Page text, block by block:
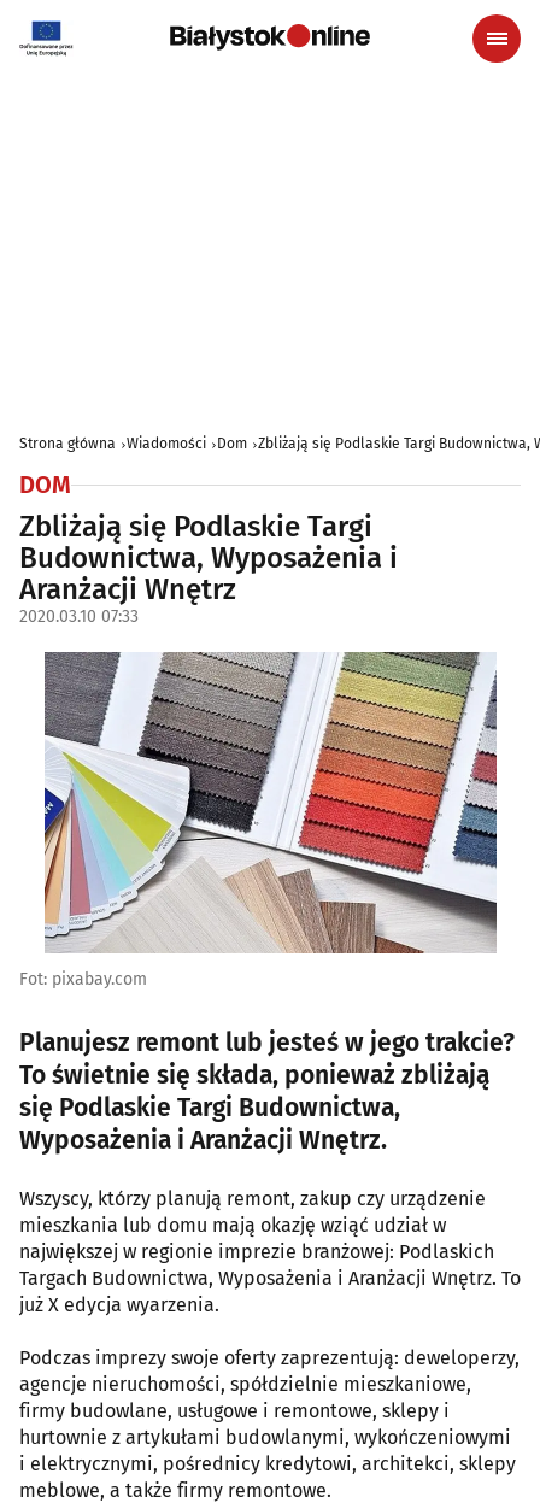
Strona główna Wiadomości Dom Zbliżają się Podlaskie Targi Budownictwa,
DOM
Zbliżają się Podlaskie Targi
Budownictwa, Wyposażenia i
Aranżacji Wnętrz
2020.03.10 07:33
Fot: pixabay.com
Planujesz remont lub jesteś w jego trakcie?
To świetnie się składa, ponieważ zbliżają
się Podlaskie Targi Budownictwa,
Wyposażenia i Aranżacji Wnętrz.
Wszyscy, którzy planują remont, zakup czy urządzenie
mieszkania lub domu mają okazję wziąć udział w
największej w regionie imprezie branżowej: Podlaskich
Targach Budownictwa, Wyposażenia i Aranżacji Wnętrz. To
już X edycja wyarzenia.
Podczas imprezy swoje oferty zaprezentują: deweloperzy,
agencje nieruchomości, spółdzielnie mieszkaniowe,
firmy budowlane, usługowe i remontowe, sklepy i
hurtownie z artykułami budowlanymi, wykończeniowymi
i elektrycznymi, pośrednicy kredytowi, architekci, sklepy
meblowe, a także firmy remontowe.